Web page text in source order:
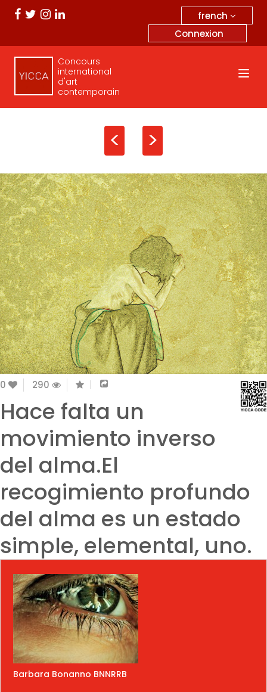
french
Connexion
Concours
international
d'art
contemporain
< >
0 290
Hace falta un
movimiento inverso
del alma.El
recogimiento profundo
del alma es un estado
simple, elemental, uno.
Barbara Bonanno BNNRRB